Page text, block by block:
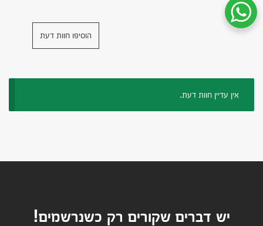
הוסיפו חוות דעת
אין עדיין חוות דעת.
יש דברים שקורים רק כשנרשמים!
שיחת ווטסאפ עם שירות הלקוחות